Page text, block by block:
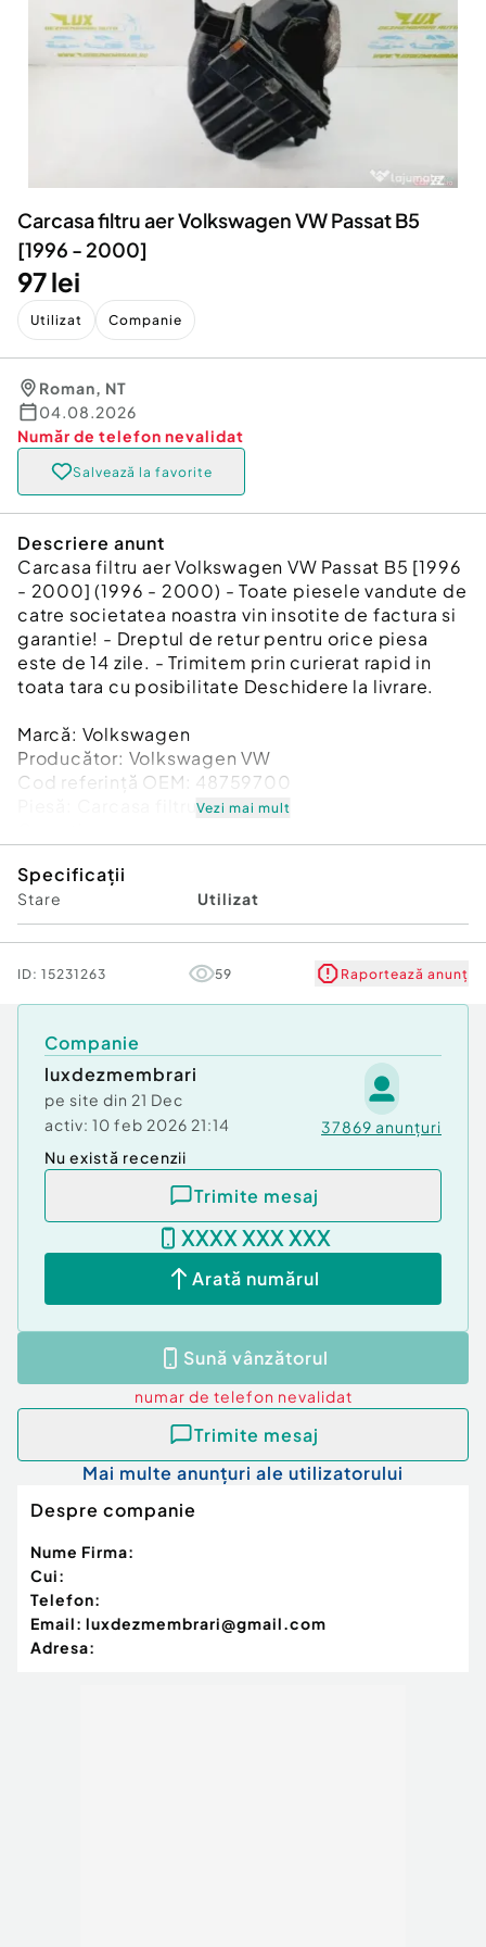
Servicii
Animale de companie
Afaceri și echipamente profesionale
Inchiriere Bunuri si Vehicule
Utilaje agricole si industriale
Piese auto si accesorii
Carcasa filtru aer Volkswagen VW Passat B5
[1996 - 2000]
97 lei
Utilizat Companie
Roman, NT
04.08.2026
Număr de telefon nevalidat
Salvează la favorite
Descriere anunt
Carcasa filtru aer Volkswagen VW Passat B5 [1996
- 2000] (1996 - 2000) - Toate piesele vandute de
catre societatea noastra vin insotite de factura si
garantie! - Dreptul de retur pentru orice piesa
este de 14 zile. - Trimitem prin curierat rapid in
toata tara cu posibilitate Deschidere la livrare.
Marcă: Volkswagen
Producător: Volkswagen VW
Cod referinţă OEM: 48759700
Piesă: Carcasa filtru aerVezi mai mult
Specificații
Stare Utilizat
ID: 15231263 59 Raportează anunț
Companie
luxdezmembrari
pe site din 21 Dec
activ: 10 feb 2026 21:14 37869 anunțuri
Nu există recenzii
Trimite mesaj
XXXX XXX XXX
Arată numărul
Sună vânzătorul
numar de telefon nevalidat
Trimite mesaj
Mai multe anunțuri ale utilizatorului
Despre companie
Nume Firma:
Cui:
Telefon:
Email: luxdezmembrari@gmail.com
Adresa: